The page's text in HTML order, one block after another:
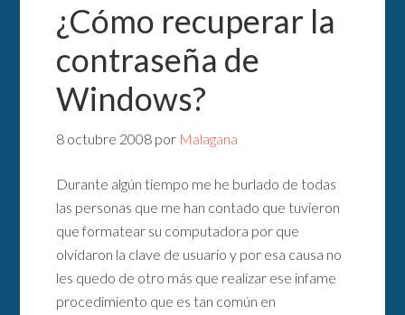
¿Cómo recuperar la
contraseña de
Windows?
8 octubre 2008 por Malagana
Durante algún tiempo me he burlado de todas
las personas que me han contado que tuvieron
que formatear su computadora por que
olvidaron la clave de usuario y por esa causa no
les quedo de otro más que realizar ese infame
procedimiento que es tan común en